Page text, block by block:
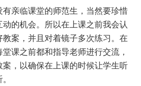
亲临课堂的师范生，当然要珍惜
的机会。所以在上课之前我会认
案，并且对着镜子多次练习。在
课之前都和指导老师进行交流，
案，以确保在上课的时候让学生听